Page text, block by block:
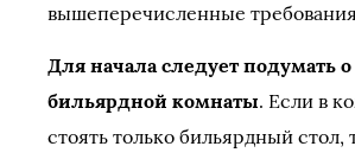
вышеперечисленные
Для начала следует подумать
бильярдной комнаты. Если в
стоять только бильярдный стол,